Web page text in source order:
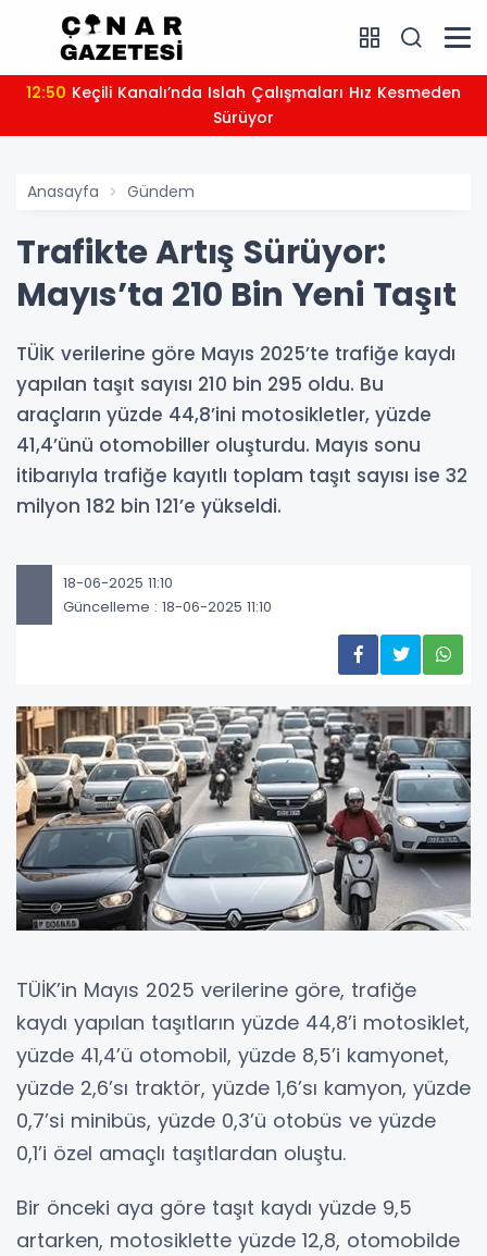
12:50
Sürüyor
Anasayfa Gündem
Trafikte Artış Sürüyor:
Mayıs’ta 210 Bin Yeni Taşıt
TÜİK verilerine göre Mayıs 2025’te trafiğe kaydı
yapılan taşıt sayısı 210 bin 295 oldu. Bu
araçların yüzde 44,8’ini motosikletler, yüzde
41,4’ünü otomobiller oluşturdu. Mayıs sonu
itibarıyla trafiğe kayıtlı toplam taşıt sayısı ise 32
milyon 182 bin 121’e yükseldi.
18-06-2025 11:10
Güncelleme : 18-06-2025 11:10
TÜİK’in Mayıs 2025 verilerine göre, trafiğe
kaydı yapılan taşıtların yüzde 44,8’i motosiklet,
yüzde 41,4’ü otomobil, yüzde 8,5’i kamyonet,
yüzde 2,6’sı traktör, yüzde 1,6’sı kamyon, yüzde
0,7’si minibüs, yüzde 0,3’ü otobüs ve yüzde
0,1’i özel amaçlı taşıtlardan oluştu.
Bir önceki aya göre taşıt kaydı yüzde 9,5
artarken, motosiklette yüzde 12,8, otomobilde